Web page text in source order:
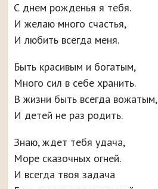
С днем рожденья я тебя.
И желаю много счастья,
И любить всегда меня.
Быть красивым и богатым,
Много сил в себе хранить.
В жизни быть всегда вожатым,
И детей не раз родить.
Знаю, ждет тебя удача,
Море сказочных огней.
И всегда твоя задача